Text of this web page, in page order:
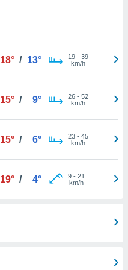
18° / 13° 19- 39
km/h
15° / 9° 26- 52
km/h
15° / 6° 23- 45
km/h
19° / 4° 9- 21
km/h